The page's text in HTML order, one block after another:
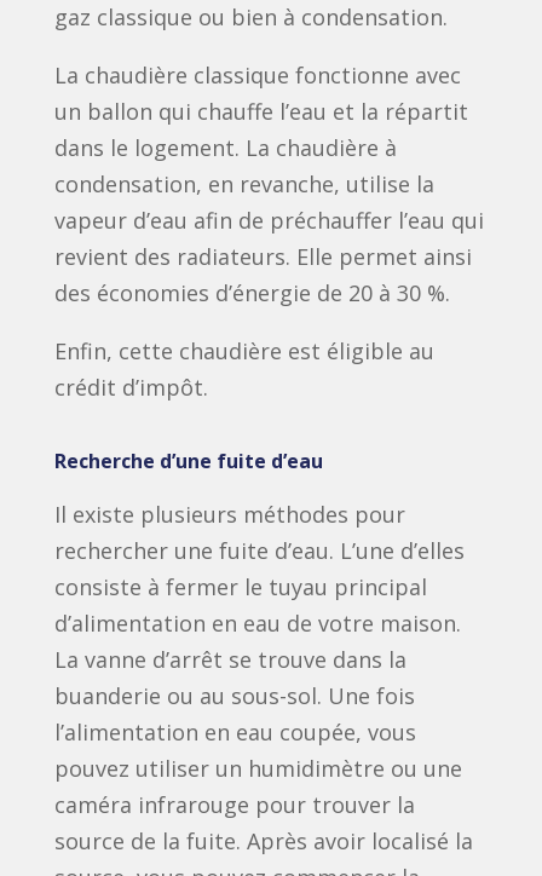
gaz classique ou bien à condensation.
La chaudière classique fonctionne avec
un ballon qui chauffe l’eau et la répartit
dans le logement. La chaudière à
condensation, en revanche, utilise la
vapeur d’eau afin de préchauffer l’eau qui
revient des radiateurs. Elle permet ainsi
des économies d’énergie de 20 à 30 %.
Enfin, cette chaudière est éligible au
crédit d’impôt.
Recherche d’une fuite d’eau
Il existe plusieurs méthodes pour
rechercher une fuite d’eau. L’une d’elles
consiste à fermer le tuyau principal
d’alimentation en eau de votre maison.
La vanne d’arrêt se trouve dans la
buanderie ou au sous-sol. Une fois
l’alimentation en eau coupée, vous
pouvez utiliser un humidimètre ou une
caméra infrarouge pour trouver la
source de la fuite. Après avoir localisé la